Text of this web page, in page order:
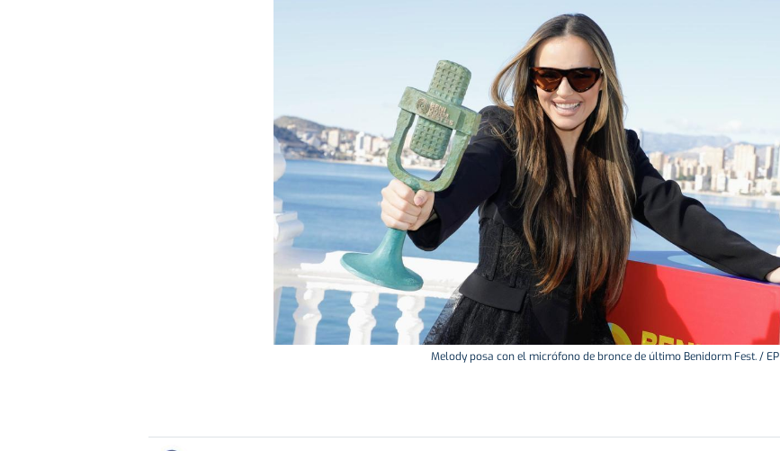
Melody posa con el micrófono de bronce de último Benidorm Fest. / EP